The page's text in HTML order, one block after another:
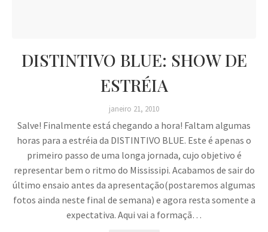
DISTINTIVO BLUE: SHOW DE
ESTRÉIA
janeiro 21, 2010
Salve! Finalmente está chegando a hora! Faltam algumas
horas para a estréia da DISTINTIVO BLUE. Este é apenas o
primeiro passo de uma longa jornada, cujo objetivo é
representar bem o ritmo do Mississipi. Acabamos de sair do
último ensaio antes da apresentação(postaremos algumas
fotos ainda neste final de semana) e agora resta somente a
expectativa. Aqui vai a formaçã…